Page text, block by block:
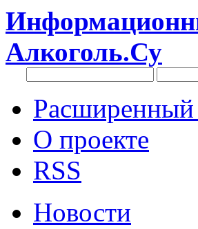
Алкоголь.Су
Расширенный
О проекте
RSS
Новости